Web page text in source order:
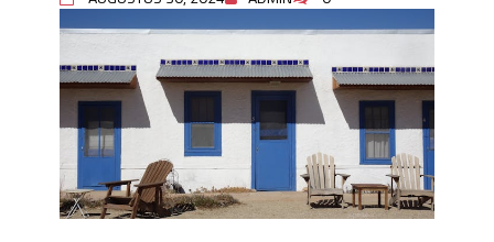
Kunststof erfafscheiding: duurzame
Wat is een sleuvenzaagmachine en
wanneer gebruik je hem?
Wonen in balans en comfort
Wanneer is het slim om een
graafmachine te huren in plaats van te
kopen?